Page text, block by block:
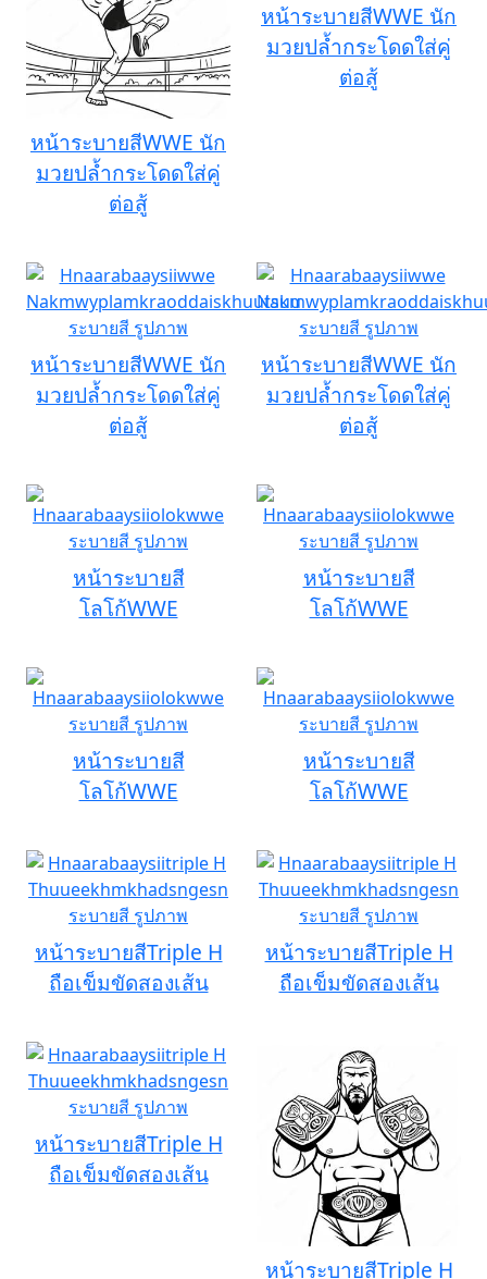
หน้าระบายสีWWE นัก
มวยปล้ำกระโดดใส่คู่
ต่อสู้
หน้าระบายสีWWE นัก
มวยปล้ำกระโดดใส่คู่
ต่อสู้
หน้าระบายสีWWE นัก
มวยปล้ำกระโดดใส่คู่
ต่อสู้
หน้าระบายสีWWE นัก
มวยปล้ำกระโดดใส่คู่
ต่อสู้
หน้าระบายสี
โลโก้WWE
หน้าระบายสี
โลโก้WWE
หน้าระบายสี
โลโก้WWE
หน้าระบายสี
โลโก้WWE
หน้าระบายสีTriple H
ถือเข็มขัดสองเส้น
หน้าระบายสีTriple H
ถือเข็มขัดสองเส้น
หน้าระบายสีTriple H
ถือเข็มขัดสองเส้น
หน้าระบายสีTriple H